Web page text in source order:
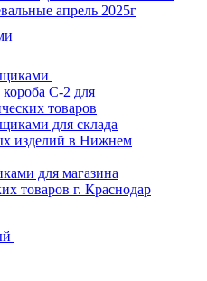
апрель 2025г
С-2 для
товаров
для склада
изделий в Нижнем
для магазина
товаров г. Краснодар